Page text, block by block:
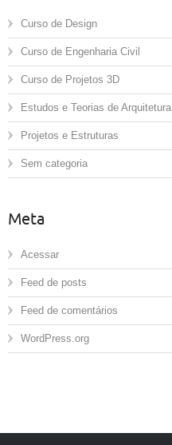
Curso de Design
Curso de Engenharia Civil
Curso de Projetos 3D
Estudos e Teorias de Arquitetura
Projetos e Estruturas
Sem categoria
Meta
Acessar
Feed de posts
Feed de comentários
WordPress.org